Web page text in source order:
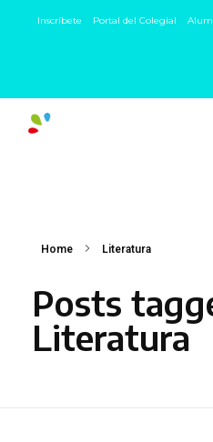
Inscríbete Portal del Colegial
Home Literatura
Posts
Literatura